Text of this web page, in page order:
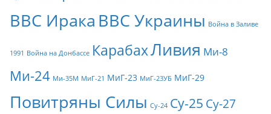
ВВС Ирака ВВС Украины Война в Заливе
1991 Война на Донбассе КарабахЛивия Ми-8
Ми-24 Ми-35М МиГ-21 МиГ-23 МиГ-23УБ МиГ-29
Повитряны Силы Су-24 Су-25 Су-27